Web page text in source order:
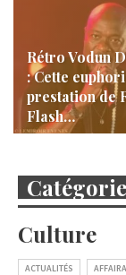
Rétro Vodun
: Cette
prestation de
Flash…
Culture
ACTUALITÉS